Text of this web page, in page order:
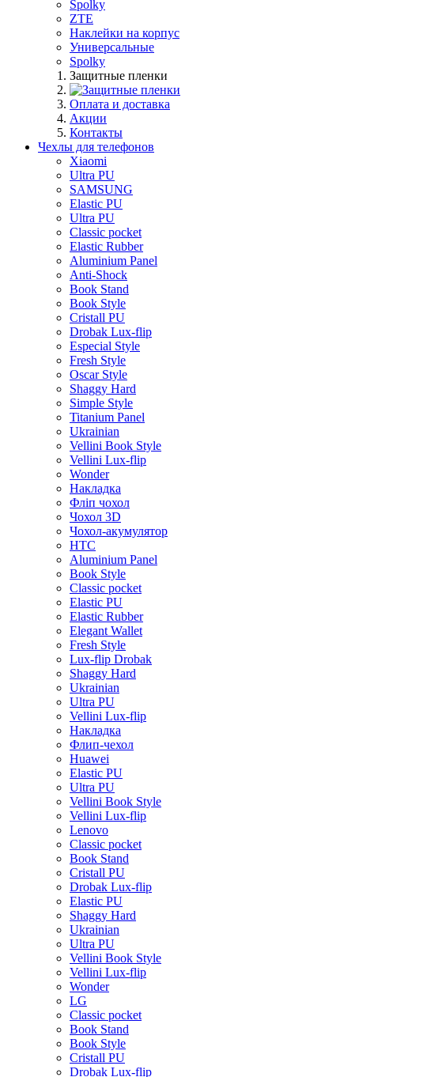
Spolky
ZTE
Наклейки на корпус
Универсальные
Spolky
Защитные пленки
Оплата и доставка
Акции
Контакты
Чехлы для телефонов
Xiaomi
Ultra PU
SAMSUNG
Elastic PU
Ultra PU
Classic pocket
Elastic Rubber
Aluminium Panel
Anti-Shock
Book Stand
Book Style
Cristall PU
Drobak Lux-flip
Especial Style
Fresh Style
Oscar Style
Shaggy Hard
Simple Style
Titanium Panel
Ukrainian
Vellini Book Style
Vellini Lux-flip
Wonder
Накладка
Фліп чохол
Чохол 3D
Чохол-акумулятор
HTC
Aluminium Panel
Book Style
Classic pocket
Elastic PU
Elastic Rubber
Elegant Wallet
Fresh Style
Lux-flip Drobak
Shaggy Hard
Ukrainian
Ultra PU
Vellini Lux-flip
Накладка
Флип-чехол
Huawei
Elastic PU
Ultra PU
Vellini Book Style
Vellini Lux-flip
Lenovo
Classic pocket
Book Stand
Cristall PU
Drobak Lux-flip
Elastic PU
Shaggy Hard
Ukrainian
Ultra PU
Vellini Book Style
Vellini Lux-flip
Wonder
LG
Classic pocket
Book Stand
Book Style
Cristall PU
Drobak Lux-flip